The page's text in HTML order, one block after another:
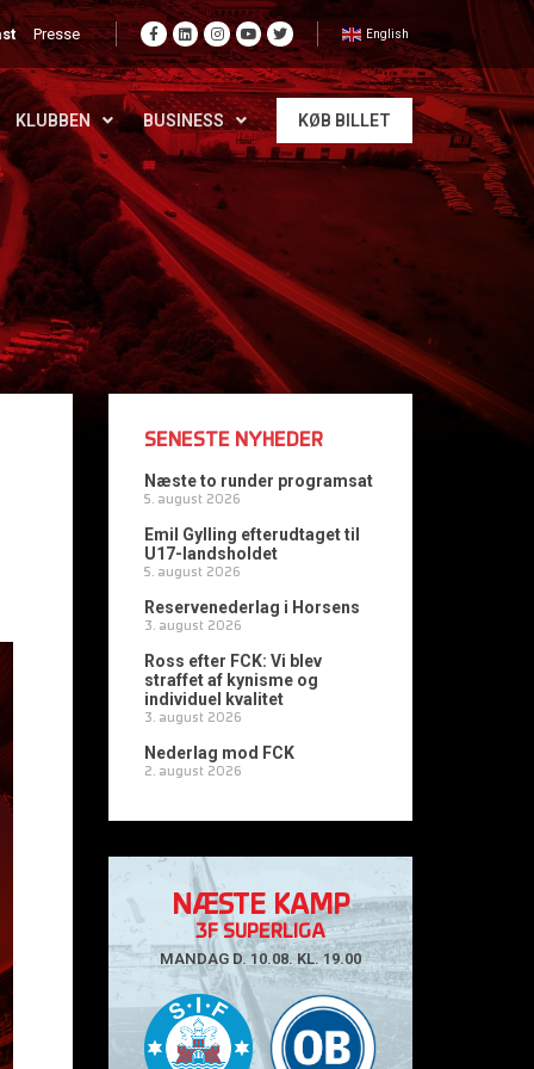
Presse English
KLUBBEN BUSINESS KØB BILLET
SENESTE NYHEDER
Næste to runder programsat
5. august 2026
Emil Gylling efterudtaget til
U17-landsholdet
5. august 2026
Reservenederlag i Horsens
3. august 2026
Ross efter FCK: Vi blev
straffet af kynisme og
individuel kvalitet
3. august 2026
Nederlag mod FCK
2. august 2026
NÆSTE KAMP
3F SUPERLIGA
MANDAG D. 10.08. KL. 19.00